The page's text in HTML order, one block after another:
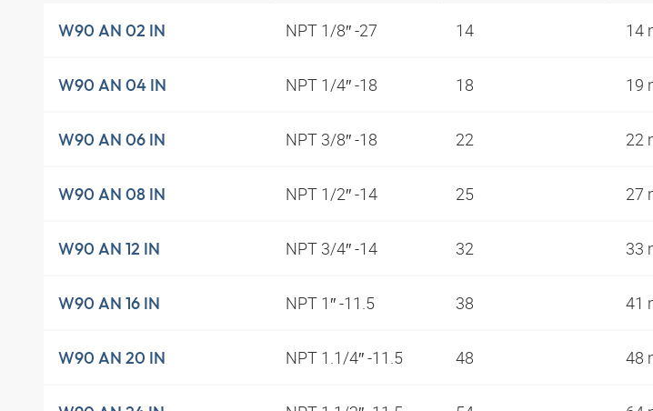
W90 AN 02 IN NPT 1/8″ -27 14 14
W90 AN 04 IN NPT 1/4″ -18 18 19
W90 AN 06 IN NPT 3/8″ -18 22 22
W90 AN 08 IN NPT 1/2″ -14 25 27
W90 AN 12 IN NPT 3/4″ -14 32 33
W90 AN 16 IN NPT 1″ -11.5 38 41
W90 AN 20 IN NPT 1.1/4″ -11.5 48 48